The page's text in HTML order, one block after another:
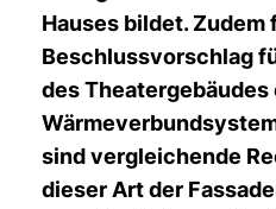
Hauses bildet.
Beschlussvorschlag
des
sind vergleichende
dieser Art der